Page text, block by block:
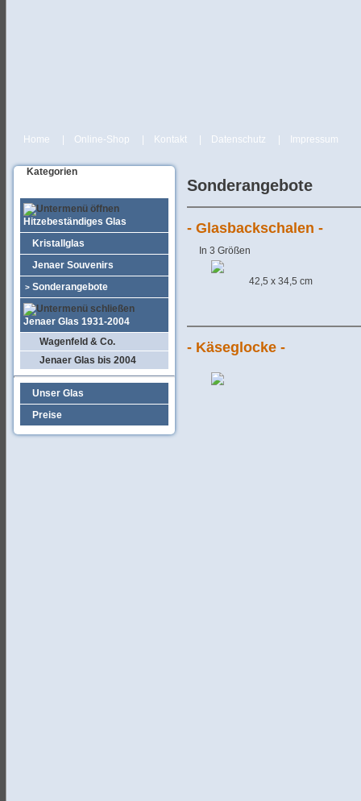
Home Online-Shop Kontakt Datenschutz Impressum
Kategorien
Hitzebeständiges Glas
Kristallglas
Jenaer Souvenirs
> Sonderangebote
Jenaer Glas 1931-2004
Wagenfeld & Co.
Jenaer Glas bis 2004
Unser Glas
Preise
Sonderangebote
- Glasbackschalen -
In 3 Größen
42,5 x 34,5 cm
- Käseglocke -